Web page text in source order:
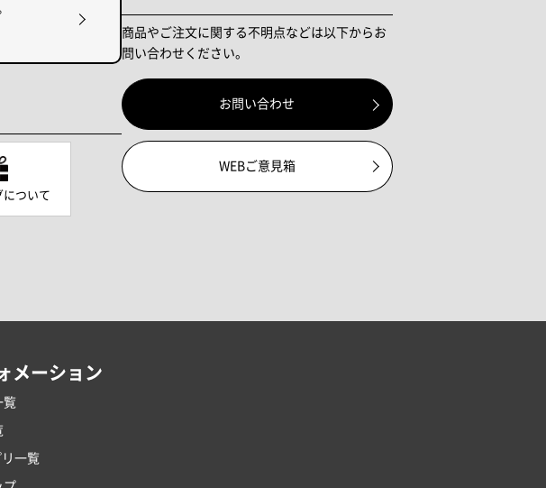
について
商品やご注文に関する不明点などは以下からお
問い合わせください。
お問い合わせ
WEBご意見箱
メーション
覧
リ一覧